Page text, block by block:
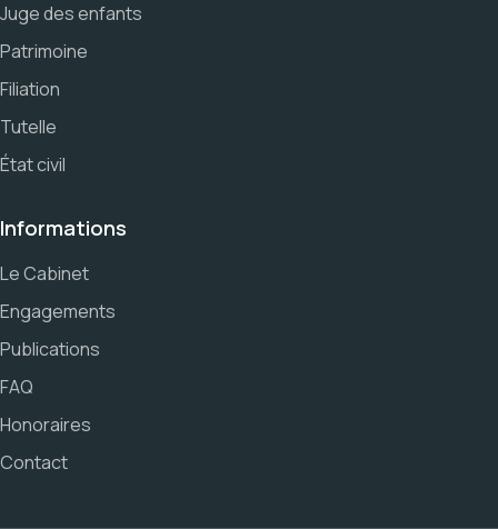
Juge des enfants
Patrimoine
Filiation
Tutelle
État civil
Informations
Le Cabinet
Engagements
Publications
FAQ
Honoraires
Contact